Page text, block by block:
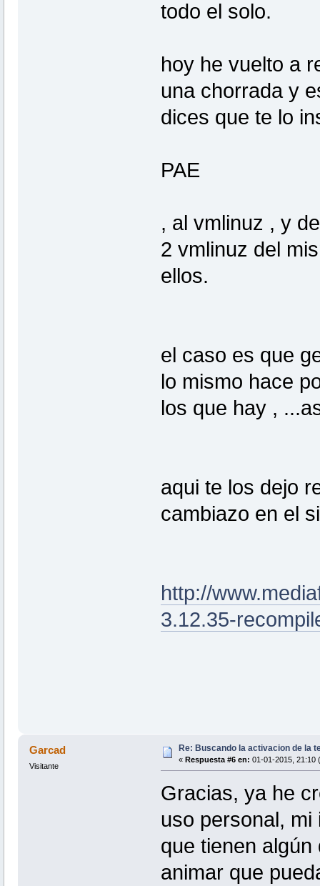
todo el solo.
hoy he vuelto a
una chorrada y
dices que te lo
PAE
, al vmlinuz , y
2 vmlinuz del
ellos.
el caso es que
lo mismo hace
los que hay ,
aqui te los dejo
cambiazo en el
http://
3.12.35-
Garcad
Visitante
Re: Buscando la activacion de la
« Respuesta #6 en: 01-01-2015, 21:10
Gracias, ya he
uso personal, mi
que tienen
animar que